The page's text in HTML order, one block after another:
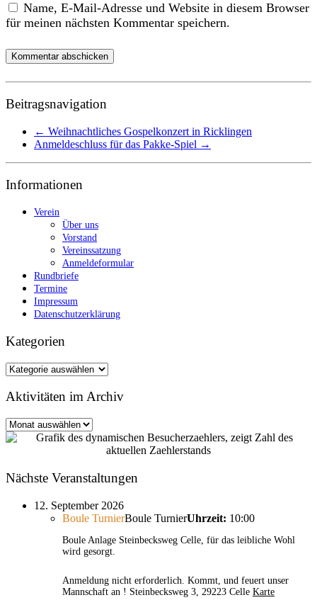
Name, E-Mail-Adresse und Website in diesem Browser
für meinen nächsten Kommentar speichern.
Beitragsnavigation
← Weihnachtliches Gospelkonzert in Ricklingen
Anmeldeschluss für das Pakke-Spiel →
Informationen
Verein
Über uns
Vorstand
Vereinssatzung
Anmeldeformular
Rundbriefe
Termine
Impressum
Datenschutzerklärung
Kategorien
Kategorien
Aktivitäten im Archiv
Aktivitäten
im
Nächste Veranstaltungen
12. September 2026
Boule TurnierBoule TurnierUhrzeit: 10:00
Boule Anlage Steinbecksweg Celle, für das leibliche Wohl
wird gesorgt.
Anmeldung nicht erforderlich. Kommt, und feuert unser
Mannschaft an ! Steinbecksweg 3, 29223 Celle Karte